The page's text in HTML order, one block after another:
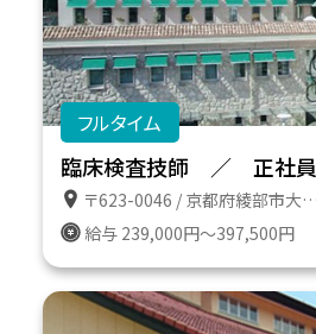
フルタイム
臨床検査技師 ／ 正社員
〒623-0046 / 京都府綾部市大島町二反田７番地の１６
給与 239,000円～397,500円